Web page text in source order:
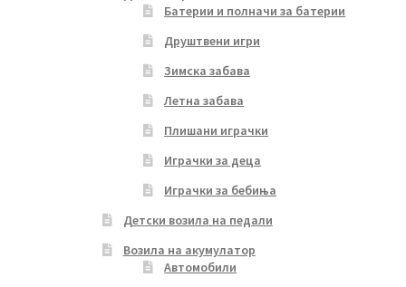
Батерии и полначи за батерии
Друштвени игри
Зимска забава
Летна забава
Плишани играчки
Играчки за деца
Играчки за бебиња
Детски возила на педали
Возила на акумулатор
Автомобили